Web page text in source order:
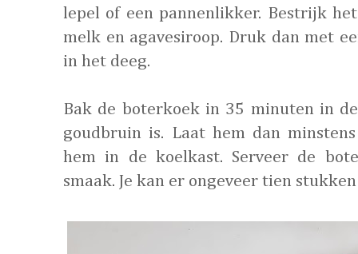
lepel of een pannenlikker. Bestrijk
melk en agavesiroop. Druk dan met
in het deeg.
Bak de boterkoek in 35 minuten in
goudbruin is. Laat hem dan
hem in de koelkast. Serveer de
smaak. Je kan er ongeveer tien